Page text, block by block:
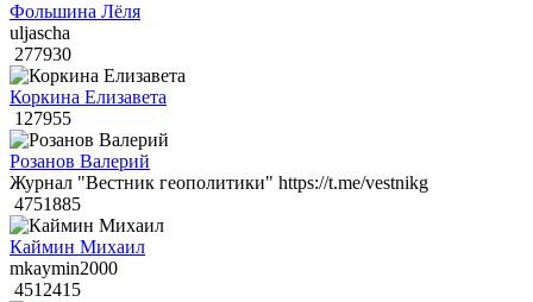
Фольшина Лёля
uljascha
277930
Коркина Елизавета
127955
Розанов Валерий
Журнал "Вестник геополитики" https://t.me/vestnikg
4751885
Каймин Михаил
mkaymin2000
4512415